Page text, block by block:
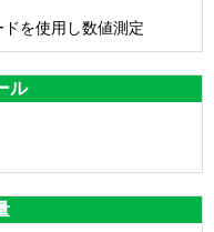
を使用し数値測定
ル